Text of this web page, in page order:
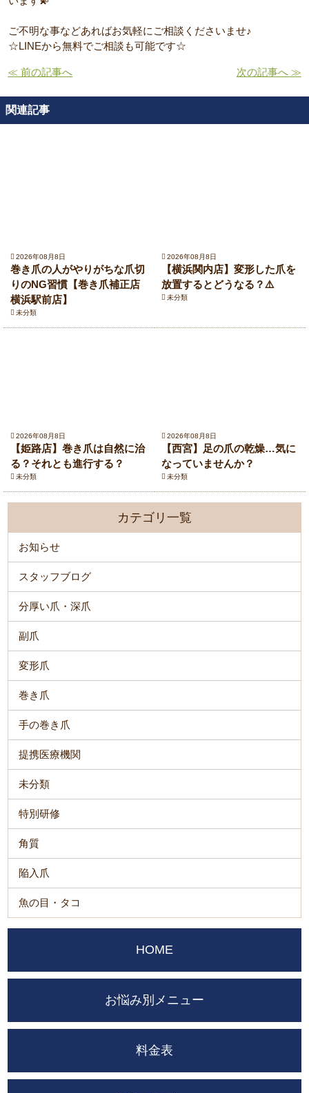
ご不明な事などあればお気軽にご相談くださいませ♪
☆LINEから無料でご相談も可能です☆
≪ 前の記事へ 次の記事へ ≫
関連記事
2026年08月8日
巻き爪の人がやりがちな爪切
りのNG習慣【巻き爪補正店
横浜駅前店】
未分類
2026年08月8日
【横浜関内店】変形した爪を
放置するとどうなる？⚠️
未分類
2026年08月8日
【姫路店】巻き爪は自然に治
る？それとも進行する？
未分類
2026年08月8日
【西宮】足の爪の乾燥…気に
なっていませんか？
未分類
カテゴリ一覧
お知らせ
スタッフブログ
分厚い爪・深爪
副爪
変形爪
巻き爪
手の巻き爪
提携医療機関
未分類
特別研修
角質
陥入爪
魚の目・タコ
HOME
お悩み別メニュー
料金表